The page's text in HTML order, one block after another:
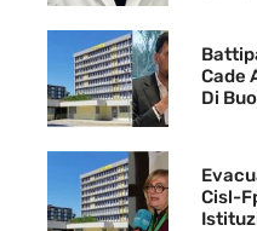
Cade
Di
Cisl-